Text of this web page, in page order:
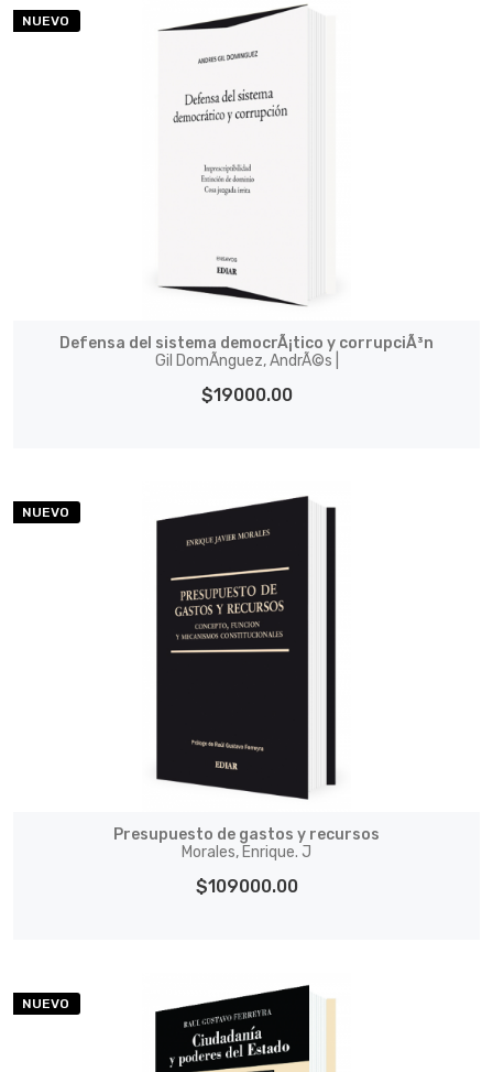
NUEVO
Defensa del sistema democrÃ¡tico y corrupciÃ³n
Gil DomÃ­nguez, AndrÃ©s |
$19000.00
NUEVO
Presupuesto de gastos y recursos
Morales, Enrique. J
$109000.00
NUEVO